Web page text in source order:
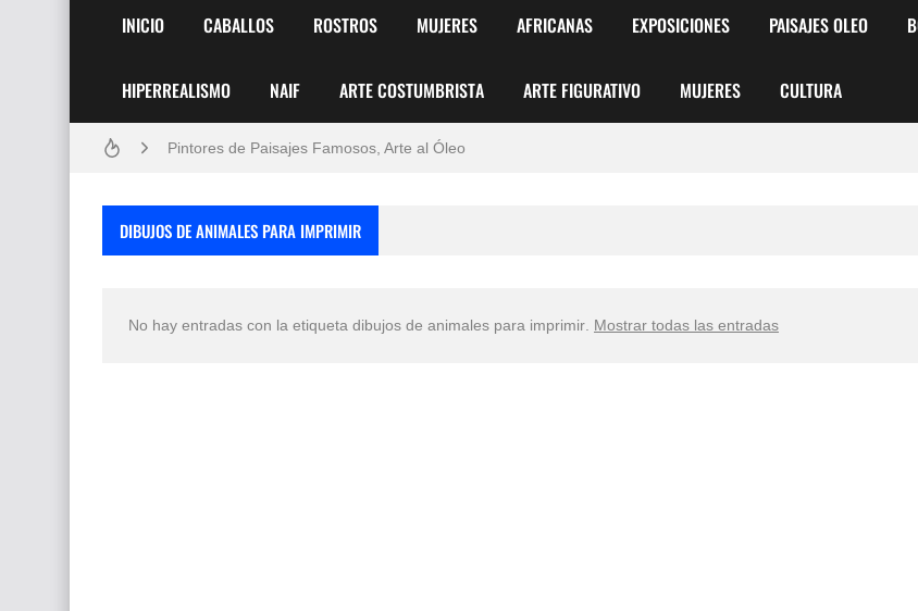
INICIO CABALLOS ROSTROS MUJERES AFRICANAS EXPOSICIONES PAISAJES OLEO
HIPERREALISMO NAIF ARTE COSTUMBRISTA ARTE FIGURATIVO MUJERES CULTURA
Frutas y Flores Para Colorear Imágenes
Pintores de Paisajes Famosos, Arte al Óleo
DIBUJOS DE ANIMALES PARA IMPRIMIR
No hay entradas con la etiqueta dibujos de animales para imprimir Mostrar todas las entradas